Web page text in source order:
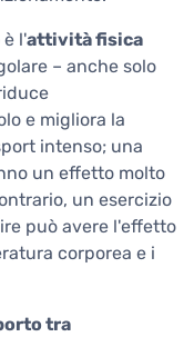
l'attività fisica
– anche solo
e migliora la
intenso; una
un effetto molto
un esercizio
può avere l'effetto
corporea e i
tra